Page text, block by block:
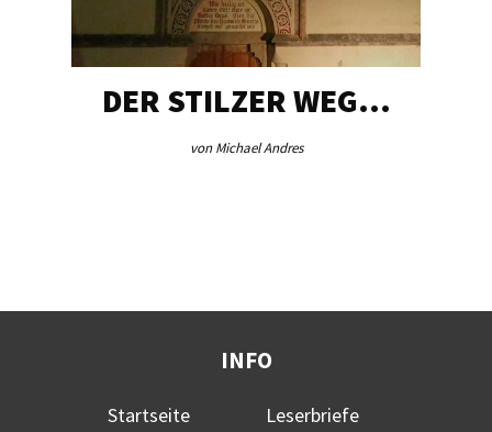
DER STILZER WEG…
von Michael Andres
INFO
Startseite
Leserbriefe